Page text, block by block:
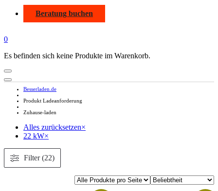
Beratung buchen
0
Es befinden sich keine Produkte im Warenkorb.
Besserladen.de
Produkt Ladeanforderung
Zuhause-laden
Alles zurücksetzen×
22 kW×
Filter (22)